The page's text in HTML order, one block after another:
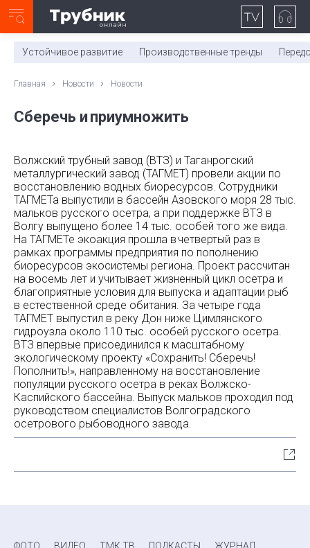
0:00/ 11:03
Устойчивое развитие Производственные тренды
Главная Новости Новости
Сберечь и приумножить
Волжский трубный завод (ВТЗ) и Таганрогский
металлургический завод (ТАГМЕТ) провели акции по
восстановлению водных биоресурсов. Сотрудники
ТАГМЕТа выпустили в бассейн Азовского моря 28 тыс.
мальков русского осетра, а при поддержке ВТЗ в
Волгу выпущено более 14 тыс. особей того же вида.
На ТАГМЕТе экоакция прошла в четвертый раз в
рамках программы предприятия по пополнению
биоресурсов экосистемы региона. Проект рассчитан
на восемь лет и учитывает жизненный цикл осетра и
благоприятные условия для выпуска и адаптации рыб
в естественной среде обитания. За четыре года
ТАГМЕТ выпустил в реку Дон ниже Цимлянского
гидроузла около 110 тыс. особей русского осетра.
ВТЗ впервые присоединился к масштабному
экологическому проекту «Сохранить! Сберечь!
Пополнить!», направленному на восстановление
популяции русского осетра в реках Волжско-
Каспийского бассейна. Выпуск мальков проходил под
руководством специалистов Волгоградского
осетрового рыбоводного завода.